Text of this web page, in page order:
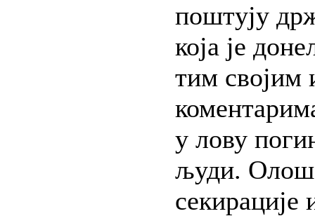
поштују
која је
тим својим
у лову
људи. Олош